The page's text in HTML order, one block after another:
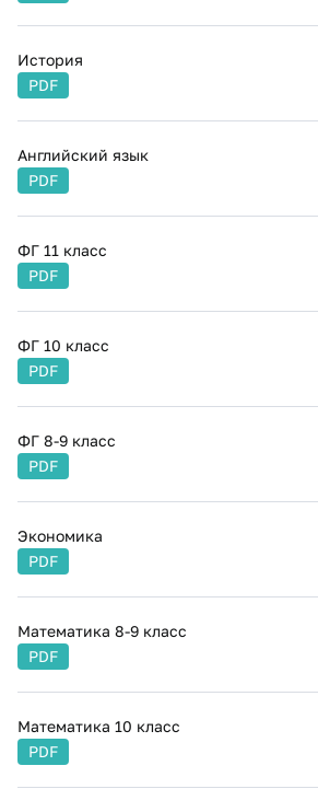
История
PDF
Английский язык
PDF
ФГ 11 класс
PDF
ФГ 10 класс
PDF
ФГ 8-9 класс
PDF
Экономика
PDF
Математика 8-9 класс
PDF
Математика 10 класс
PDF